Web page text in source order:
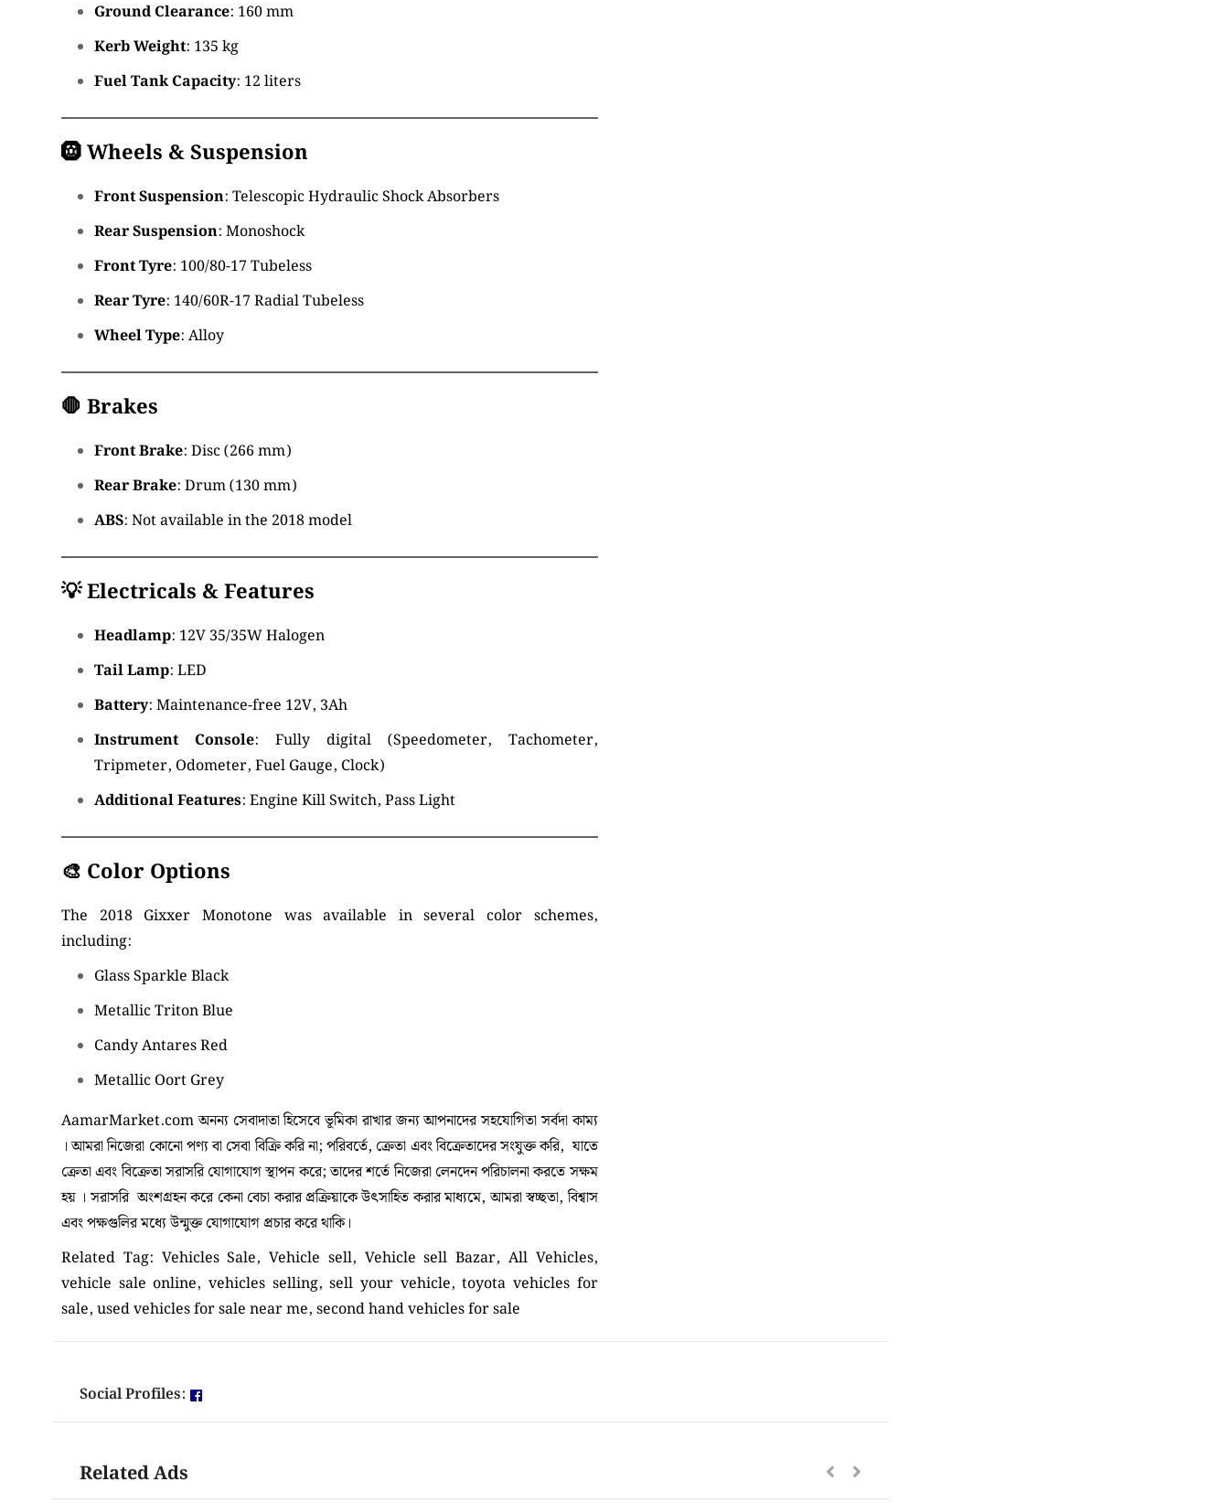
Ground Clearance: 160 mm
Kerb Weight: 135 kg
Fuel Tank Capacity: 12 liters
🛞Wheels & Suspension
Front Suspension: Telescopic Hydraulic Shock Absorbers
Rear Suspension: Monoshock
Front Tyre: 100/80-17 Tubeless
Rear Tyre: 140/60R-17 Radial Tubeless
Wheel Type: Alloy
🛑 Brakes
Front Brake: Disc (266 mm)
Rear Brake: Drum (130 mm)
ABS: Not available in the 2018 model
💡Electricals & Features
Headlamp: 12V 35/35W Halogen
Tail Lamp: LED
Battery: Maintenance-free 12V, 3Ah
Instrument Console: Fully digital (Speedometer, Tachometer,
Tripmeter, Odometer, Fuel Gauge, Clock)
Additional Features: Engine Kill Switch, Pass Light
🎨 Color Options
The 2018 Gixxer Monotone was available in several color schemes,
including:
Glass Sparkle Black
Metallic Triton Blue
Candy Antares Red
Metallic Oort Grey
AamarMarket.com অনন্য সেবাদাতা হিসেবে ভূমিকা রাখার জন্য আপনাদের সহযোগিতা সর্বদা কাম্য
। আমরা নিজেরা কোনো পণ্য বা সেবা বিক্রি করি না; পরিবর্তে, ক্রেতা এবং বিক্রেতাদের সংযুক্ত করি, যাতে
ক্রেতা এবং বিক্রেতা সরাসরি যোগাযোগ স্থাপন করে; তাদের শর্তে নিজেরা লেনদেন পরিচালনা করতে সক্ষম
হয় । সরাসরি অংশগ্রহন করে কেনা বেচা করার প্রক্রিয়াকে উৎসাহিত করার মাধ্যমে, আমরা স্বচ্ছতা, বিশ্বাস
এবং পক্ষগুলির মধ্যে উন্মুক্ত যোগাযোগ প্রচার করে থাকি।
Related Tag: Vehicles Sale, Vehicle sell, Vehicle sell Bazar, All Vehicles,
vehicle sale online, vehicles selling, sell your vehicle, toyota vehicles for
sale, used vehicles for sale near me, second hand vehicles for sale
Social Profiles:
Related Ads